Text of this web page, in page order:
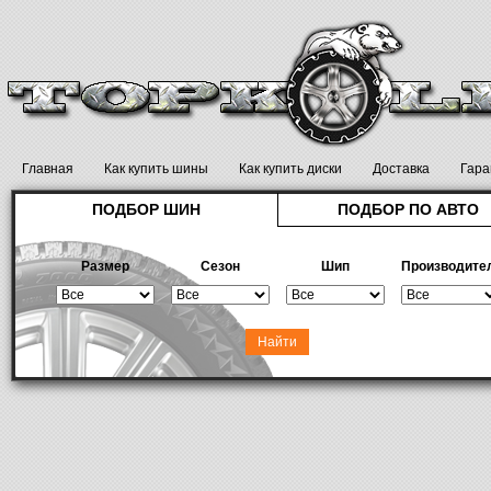
Главная Как купить шины Как купить диски Доставка
ПОДБОР ШИН ПОДБОР ПО АВТО
Размер Сезон Шип